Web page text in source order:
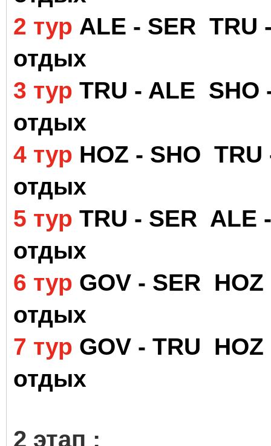
2 тур ALE - SER TRU
отдых
3 тур TRU - ALE SHO
отдых
4 тур HOZ - SHO
отдых
5 тур TRU - SER ALE
отдых
6 тур GOV - SER
отдых
7 тур GOV - TRU
отдых
2 этап :